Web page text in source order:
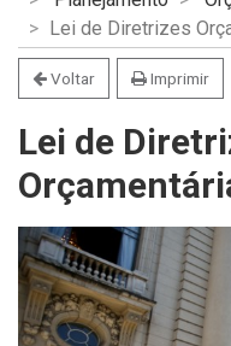
menu
para
busca
conteúdoLei de Diretrizes
Voltar Imprimir
Lei de